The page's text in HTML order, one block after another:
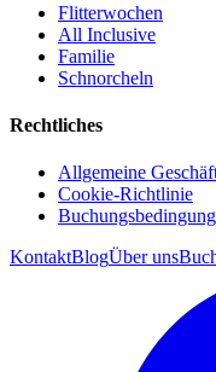
Flitterwochen
All Inclusive
Familie
Schnorcheln
Rechtliches
Allgemeine
Cookie-Richtlinie
KontaktBlogÜber uns